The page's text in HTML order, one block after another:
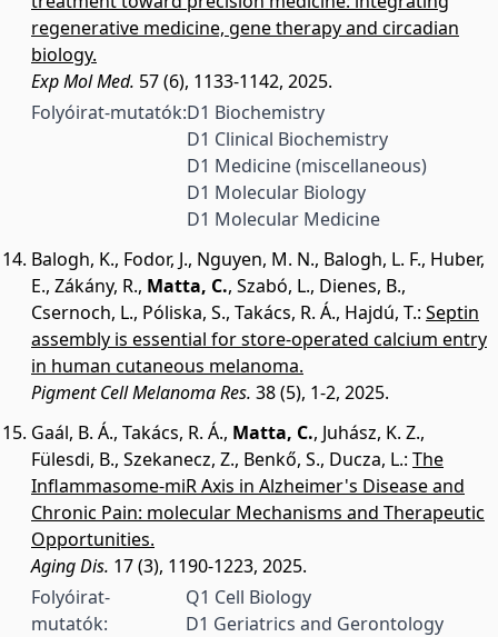
regenerative medicine, gene therapy and circadian
biology.
Exp Mol Med. 57 (6), 1133-1142, 2025.
Folyóirat-mutatók:D1 Biochemistry
D1 Clinical Biochemistry
D1 Medicine (miscellaneous)
D1 Molecular Biology
D1 Molecular Medicine
Balogh, K., Fodor, J., Nguyen, M. N., Balogh, L. F., Huber,
E., Zákány, R., Matta, C., Szabó, L., Dienes, B.,
Csernoch, L., Póliska, S., Takács, R. Á., Hajdú, T.: Septin
assembly is essential for store-operated calcium entry
in human cutaneous melanoma.
Pigment Cell Melanoma Res. 38 (5), 1-2, 2025.
Gaál, B. Á., Takács, R. Á., Matta, C., Juhász, K. Z.,
Fülesdi, B., Szekanecz, Z., Benkő, S., Ducza, L.: The
Inflammasome-miR Axis in Alzheimer's Disease and
Chronic Pain: molecular Mechanisms and Therapeutic
Opportunities.
Aging Dis. 17 (3), 1190-1223, 2025.
Folyóirat-
mutatók:
Q1 Cell Biology
D1 Geriatrics and Gerontology